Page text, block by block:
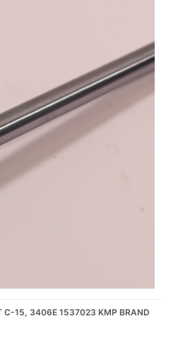
C-15, 3406E 1537023 KMP BRAND